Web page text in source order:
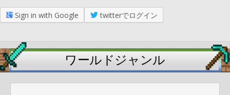
Sign in with Google twitterでログイン
ワールドジャンル